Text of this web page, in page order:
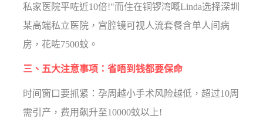
私家医院平咗近10倍!"而住在铜锣湾嘅Linda选择深圳
某高端私立医院，宫腔镜可视人流套餐含单人间病
房，花咗7500蚊。
三、五大注意事项：省唔到钱都要保命
时间窗口要抓紧：孕周越小手术风险越低，超过10周
需引产，费用飙升至10000蚊以上!